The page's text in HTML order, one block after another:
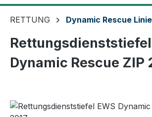
RETTUNG Dynamic Rescue Linie
Rettungsdienststiefel
Dynamic Rescue ZIP